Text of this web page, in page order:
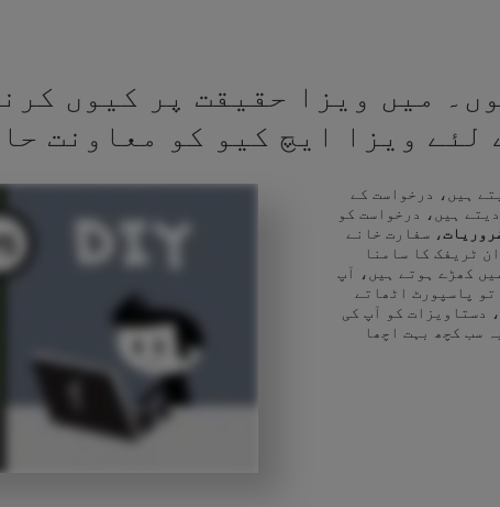
میں ویزا حقیقت پر کیوں
لئے ویزا ایچ کیو کو معاونت
ہیں، درخواست کے
ہیں، درخواست کو
، سفارت خانے
ٹریفک کا سامنا
کھڑے ہوتے ہیں، آپ
پاسپورٹ اٹھاتے
دستاویزات کو آپ کی
سب کچھ بہت اچھا